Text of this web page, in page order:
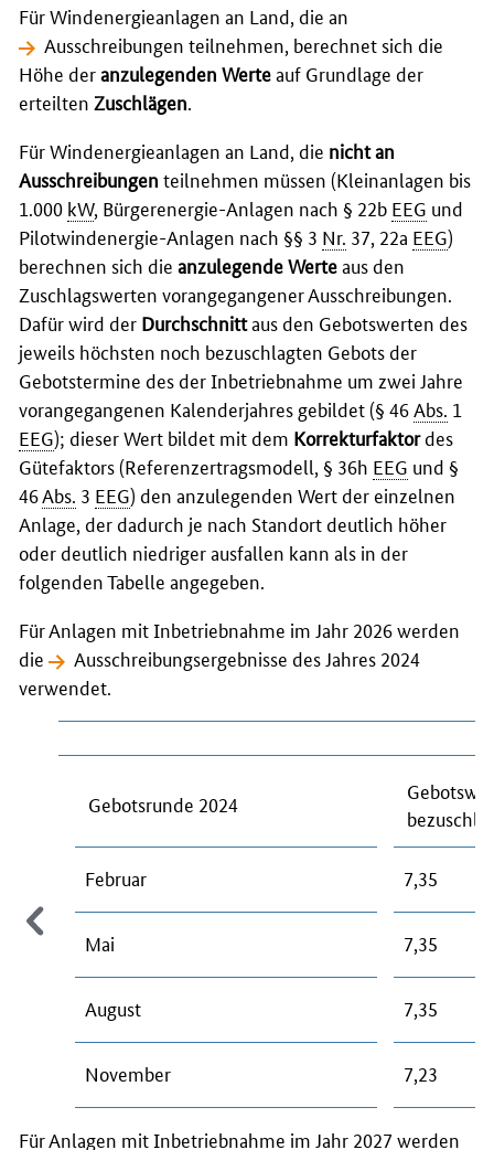
Für Windenergieanlagen an Land, die an
Ausschreibungen teilnehmen, berechnet sich die
Höhe deranzulegenden Werteauf Grundlage der
erteilten Zuschlägen
Für Windenergieanlagen an Land, die nicht an
Ausschreibungen teilnehmen müssen (Kleinanlagen bis
1.000 kW, Bürgerenergie-Anlagen nach § 22b EEG und
Pilotwindenergie-Anlagen nach §§ 3 Nr. 37, 22a EEG)
berechnen sich die anzulegende Werteaus den
Zuschlagswerten vorangegangener Ausschreibungen.
Dafür wird der Durchschnittaus den Gebotswerten des
jeweils höchsten noch bezuschlagten Gebots der
Gebotstermine des der Inbetriebnahme um zwei Jahre
vorangegangenen Kalenderjahres gebildet (§ 46 Abs. 1
EEG); dieser Wert bildet mit dem Korrekturfaktordes
Gütefaktors (Referenzertragsmodell, § 36h EEG und §
46Abs. 3 EEG) den anzulegenden Wert der einzelnen
Anlage, der dadurch je nach Standort deutlich höher
oder deutlich niedriger ausfallen kann als in der
folgenden Tabelle angegeben.
Für Anlagen mit Inbetriebnahme im Jahr 2026 werden
die
Ausschreibungsergebnisse des Jahres 2024
verwendet.
Gebotsrunde 2024
Februar 7,35
Mai 7,35
August 7,35
November 7,23
Für Anlagen mit Inbetriebnahme im Jahr 2027 werden